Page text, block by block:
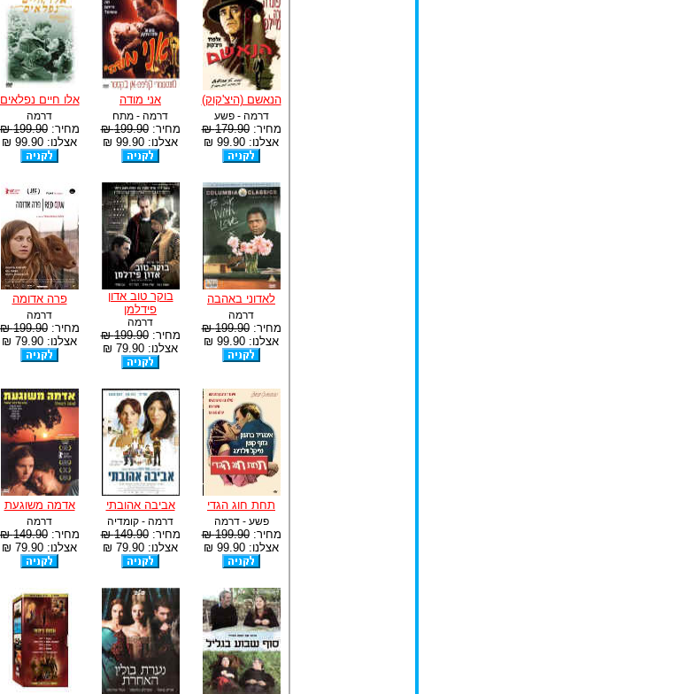
הנאשם (היצ'קוק)
דרמה - פשע
מחיר:179.90 ₪
אצלנו: 99.90 ₪
אני מודה
דרמה - מתח
מחיר:199.90 ₪
אצלנו: 99.90 ₪
אלו חיים נפלאים
דרמה
מחיר:199.90 ₪
אצלנו: 99.90 ₪
לאדוני באהבה
דרמה
מחיר:199.90 ₪
אצלנו: 99.90 ₪
בוקר טוב אדון
פידלמן
דרמה
מחיר:199.90 ₪
אצלנו: 79.90 ₪
פרה אדומה
דרמה
מחיר:199.90 ₪
אצלנו: 79.90 ₪
תחת חוג הגדי
פשע - דרמה
מחיר:199.90 ₪
אצלנו: 99.90 ₪
אביבה אהובתי
דרמה - קומדיה
מחיר:149.90 ₪
אצלנו: 79.90 ₪
אדמה משוגעת
דרמה
מחיר:149.90 ₪
אצלנו: 79.90 ₪